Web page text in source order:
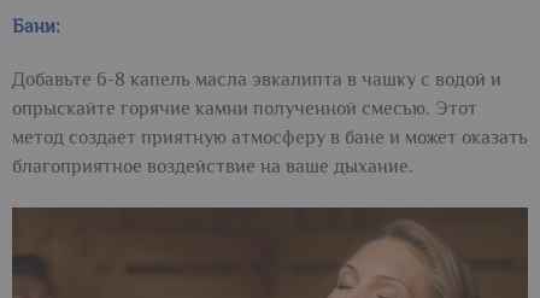
Бани:
Добавьте 6-8 капель масла эвкалипта в чашку с водой и
опрыскайте горячие камни полученной смесью. Этот
метод создает приятную атмосферу в бане и может оказать
благоприятное воздействие на ваше дыхание.